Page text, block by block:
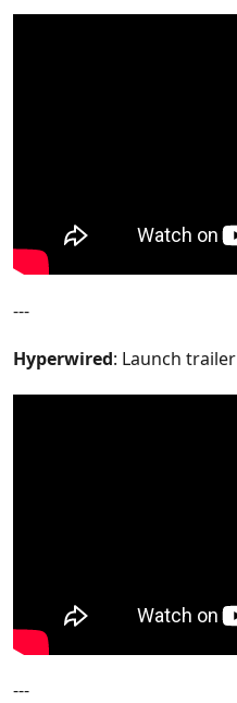
---
Hyperwired: Launch trailer
---